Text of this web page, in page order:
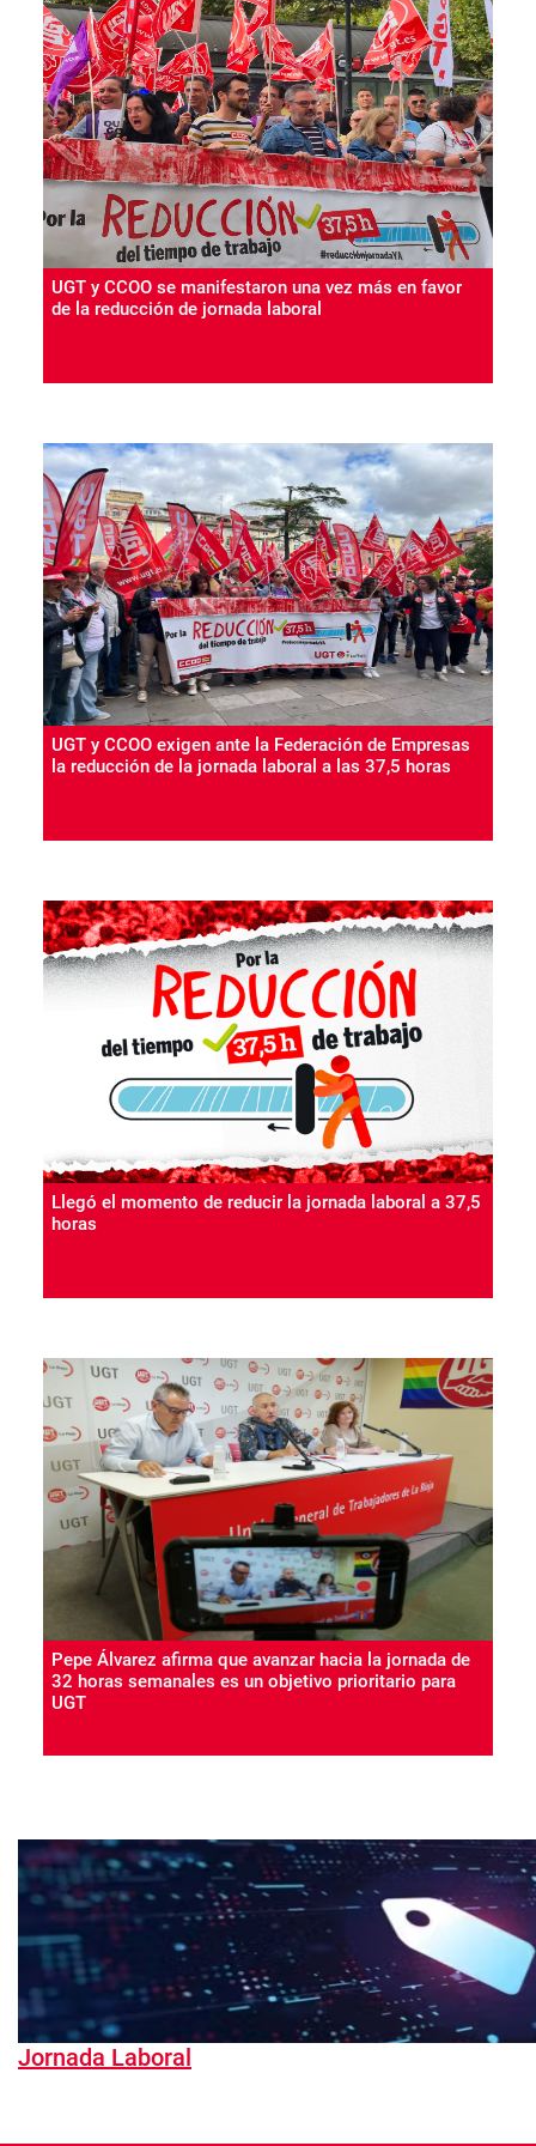
UGT y CCOO se manifestaron una vez más en favor
de la reducción de jornada laboral
UGT y CCOO exigen ante la Federación de Empresas
la reducción de la jornada laboral a las 37,5 horas
Llegó el momento de reducir la jornada laboral a 37,5
horas
Pepe Álvarez afirma que avanzar hacia la jornada de
32 horas semanales es un objetivo prioritario para
UGT
Jornada Laboral